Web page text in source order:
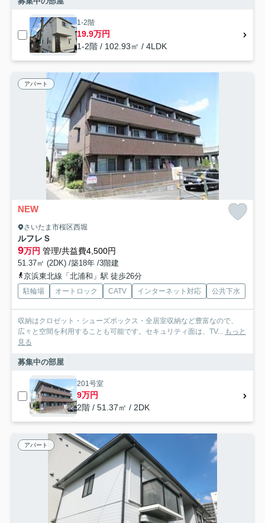
1-2階
19.9万円
1-2階 / 102.93㎡ / 4LDK
アパート
NEW
さいたま市桜区西堀
ルフレＳ
9万円 管理/共益費4,500円
51.37㎡ (2DK) /築18年 /3階建
京浜東北線「北浦和」駅 徒歩26分
駐輪場 オートロック CATV インターネット対応 公共下水
収納はクロゼット・シューズボックス・全居室収納など豊富なので、
広々と空間を利用することも可能です。セキュリティ面は、TV... もっと
見る
募集中の部屋
201号室
9万円
2階 / 51.37㎡ / 2DK
アパート